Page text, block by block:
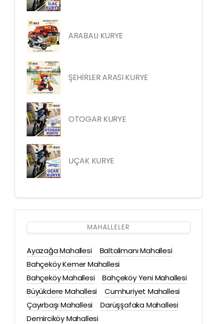
ARABALI KURYE
ŞEHİRLER ARASI KURYE
OTOGAR KURYE
UÇAK KURYE
MAHALLELER
Ayazağa Mahallesi
Baltalimanı Mahallesi
Bahçeköy Kemer Mahallesi
Bahçeköy Mahallesi
Bahçeköy Yeni Mahallesi
Büyükdere Mahallesi
Cumhuriyet Mahallesi
Çayırbaşı Mahallesi
Darüşşafaka Mahallesi
Demirciköy Mahallesi